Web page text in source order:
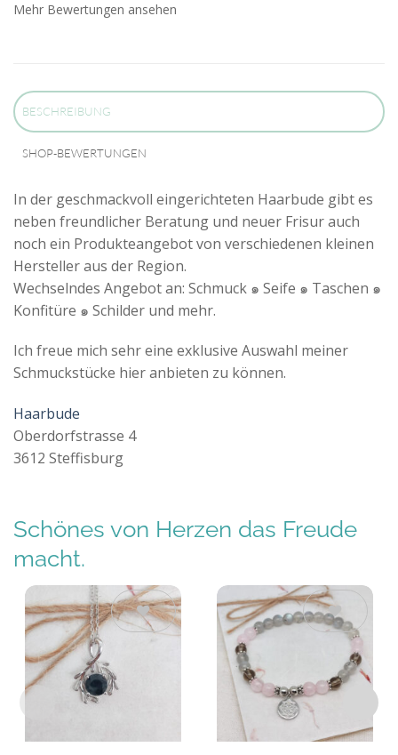
Mehr Bewertungen ansehen
BESCHREIBUNG
SHOP-BEWERTUNGEN
In der geschmackvoll eingerichteten Haarbude gibt es
neben freundlicher Beratung und neuer Frisur auch
noch ein Produkteangebot von verschiedenen kleinen
Hersteller aus der Region.
Wechselndes Angebot an: Schmuck ๑ Seife ๑ Taschen ๑
Konfitüre ๑ Schilder und mehr.
Ich freue mich sehr eine exklusive Auswahl meiner
Schmuckstücke hier anbieten zu können.
Haarbude
Oberdorfstrasse 4
3612 Steffisburg
Schönes von Herzen das Freude
macht.
Auf die
Auf die
Wunschliste